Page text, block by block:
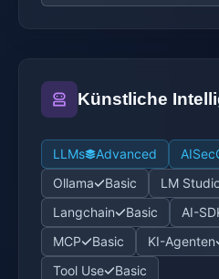
Künstliche
LLMs Advanced
Ollama
Basic LM
Langchain
Basic AI-
MCP
Basic KI-Agenten
Tool Use
Basic